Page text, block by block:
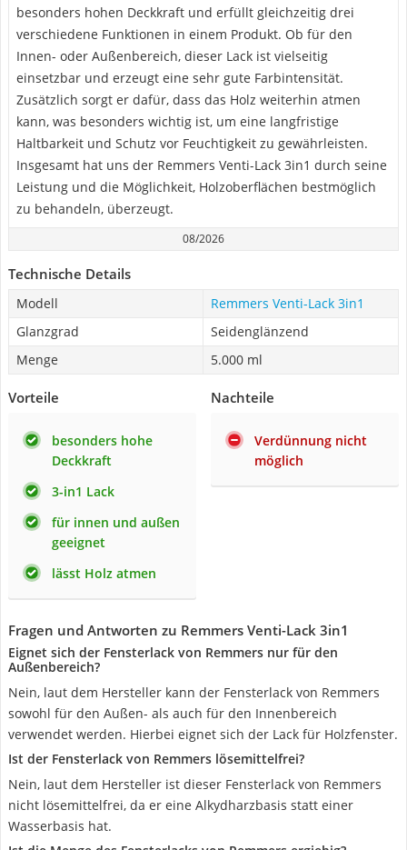
besonders hohen Deckkraft und erfüllt gleichzeitig drei
verschiedene Funktionen in einem Produkt. Ob für den
Innen- oder Außenbereich, dieser Lack ist vielseitig
einsetzbar und erzeugt eine sehr gute Farbintensität.
Zusätzlich sorgt er dafür, dass das Holz weiterhin atmen
kann, was besonders wichtig ist, um eine langfristige
Haltbarkeit und Schutz vor Feuchtigkeit zu gewährleisten.
Insgesamt hat uns der Remmers Venti-Lack 3in1 durch seine
Leistung und die Möglichkeit, Holzoberflächen bestmöglich
zu behandeln, überzeugt.
08/2026
Technische Details
Modell
Remmers Venti-Lack 3in1
Glanzgrad
Seidenglänzend
Menge
5.000 ml
Vorteile
besonders hohe
Deckkraft
3-in1 Lack
für innen und außen
geeignet
lässt Holz atmen
Nachteile
Verdünnung nicht
möglich
Fragen und Antworten zu Remmers Venti-Lack 3in1
Eignet sich der Fensterlack von Remmers nur für den
Außenbereich?
Nein, laut dem Hersteller kann der Fensterlack von Remmers
sowohl für den Außen- als auch für den Innenbereich
verwendet werden. Hierbei eignet sich der Lack für Holzfenster.
Ist der Fensterlack von Remmers lösemittelfrei?
Nein, laut dem Hersteller ist dieser Fensterlack von Remmers
nicht lösemittelfrei, da er eine Alkydharzbasis statt einer
Wasserbasis hat.